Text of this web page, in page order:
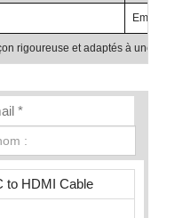
rigoureuse et adaptés à une